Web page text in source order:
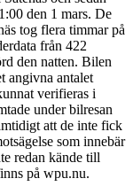
den 1 mars. De
tog flera timmar på
från 422
den natten. Bilen
angivna antalet
verifieras i
under bilresan
att de inte fick
som innebär
redan kände till
på wpu.nu.